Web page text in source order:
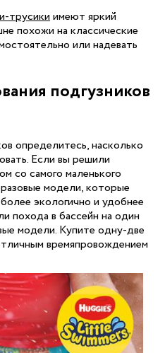
трусикиимеют яркий
похожи на классические
или надевать
подгузников
определитесь, насколько
Если вы решили
со самого маленького
модели, которые
экологично и удобнее
похода в бассейн на один
модели. Купите одну-две
времяпровождением